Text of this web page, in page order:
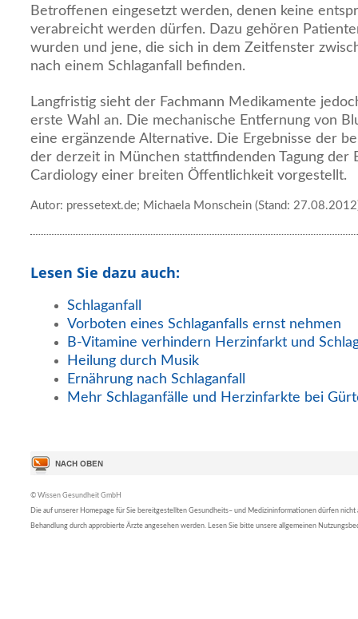
Betroffenen eingesetzt werden, denen keine
verabreicht werden dürfen. Dazu gehören
wurden und jene, die sich in dem Zeitfenster
nach einem Schlaganfall befinden.
Langfristig sieht der Fachmann Medikamente
erste Wahl an. Die mechanische Entfernung von
eine ergänzende Alternative. Die Ergebnisse der
der derzeit in München stattfindenden Tagung der
Cardiology einer breiten Öffentlichkeit vorgestellt.
Autor: pressetext.de; Michaela Monschein (Stand:
Lesen Sie dazu auch:
Schlaganfall
Vorboten eines Schlaganfalls ernst nehmen
B-Vitamine verhindern Herzinfarkt und
Heilung durch Musik
Ernährung nach Schlaganfall
Mehr Schlaganfälle und Herzinfarkte bei
© Wissen Gesundheit GmbH
Die auf unserer Homepage für Sie bereitgestellten Gesundheits– und Medizininformationen dürfen nicht
Behandlung durch approbierte Ärzte angesehen werden. Lesen Sie bitte unsere allgemeinen